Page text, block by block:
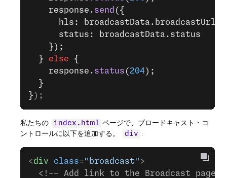
    response.
send ({
hls:
      status: broadcastData.status
    });
  }
else {
    response.
status ( 204 );
  }
} );
私たちの index.html ページで、ブロードキャスト・コ
ントロールに以下を追加する。
div :
<div class="broadcast" >
<!-- Add link to the Broadcast page